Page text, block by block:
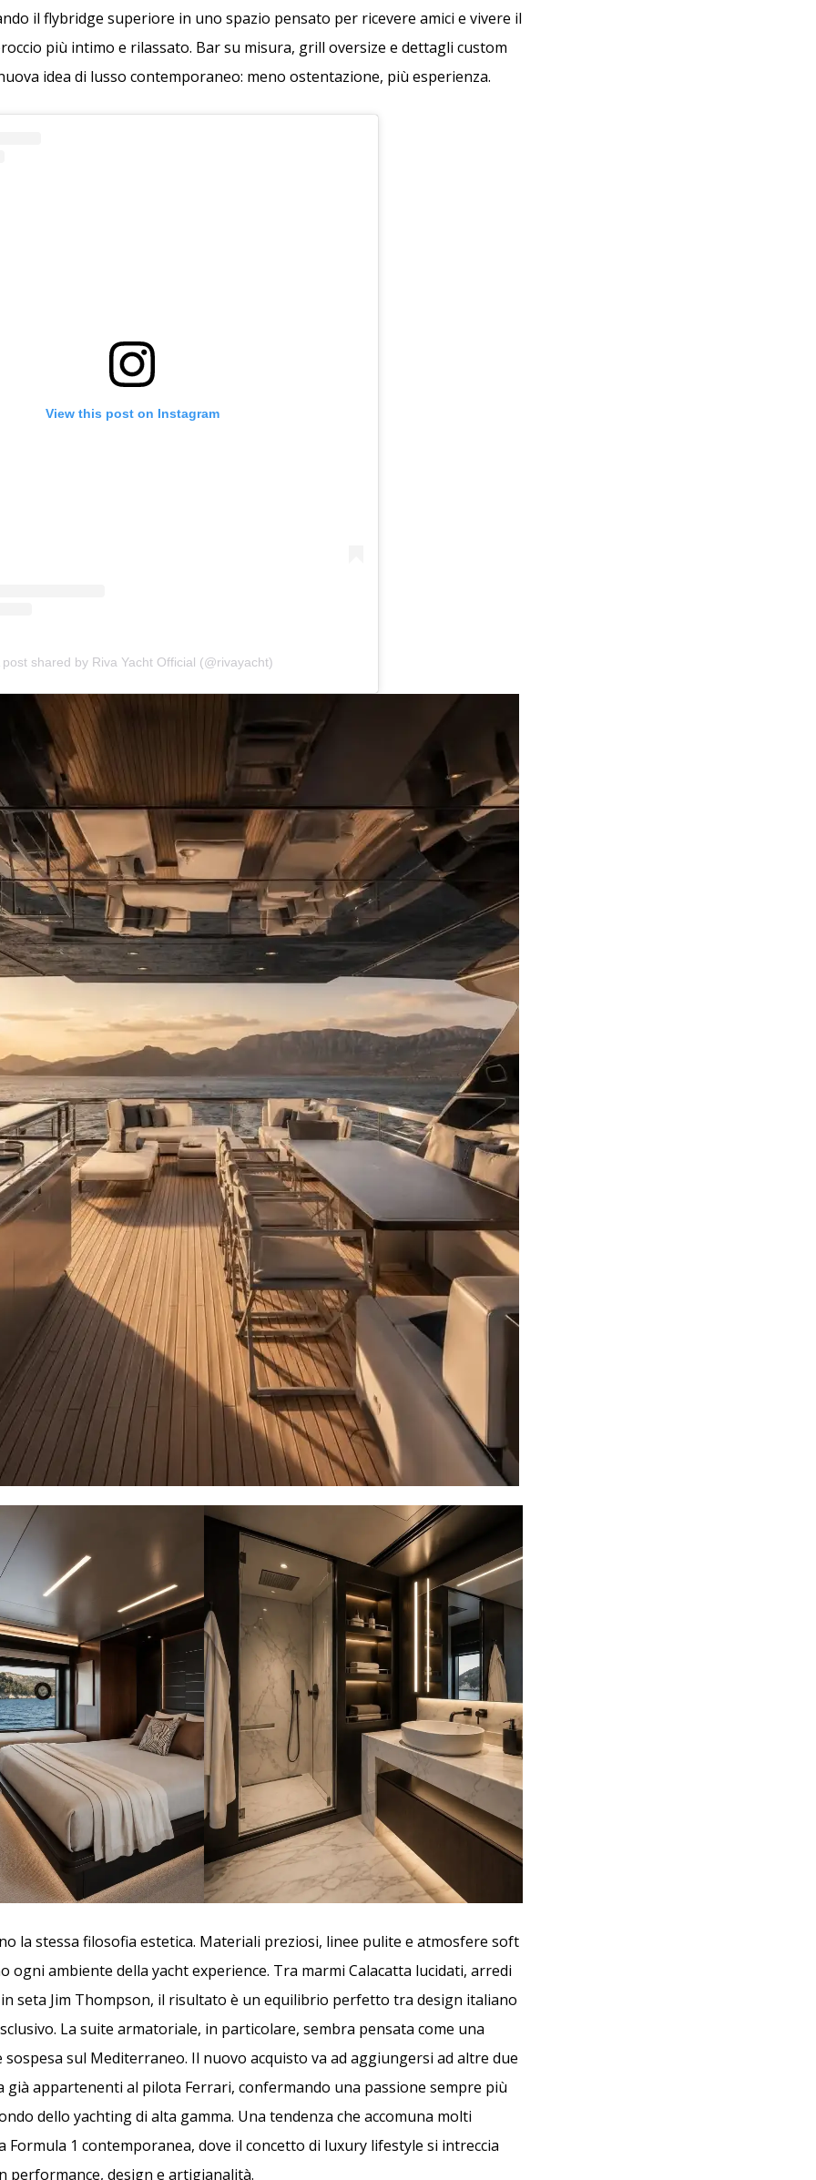
il flybridge superiore in uno spazio pensato per ricevere amici e vivere il
più intimo e rilassato. Bar su misura, grill oversize e dettagli custom
idea di lusso contemporaneo: meno ostentazione, più esperienza.
View this post on Instagram
post shared by Riva Yacht Official (@rivayacht)
la stessa filosofia estetica. Materiali preziosi, linee pulite e atmosfere soft
ogni ambiente della yacht experience. Tra marmi Calacatta lucidati, arredi
seta Jim Thompson, il risultato è un equilibrio perfetto tra design italiano
La suite armatoriale, in particolare, sembra pensata come una
sospesa sul Mediterraneo. Il nuovo acquisto va ad aggiungersi ad altre due
già appartenenti al pilota Ferrari, confermando una passione sempre più
dello yachting di alta gamma. Una tendenza che accomuna molti
Formula 1 contemporanea, dove il concetto di luxury lifestyle si intreccia
performance, design e artigianalità.